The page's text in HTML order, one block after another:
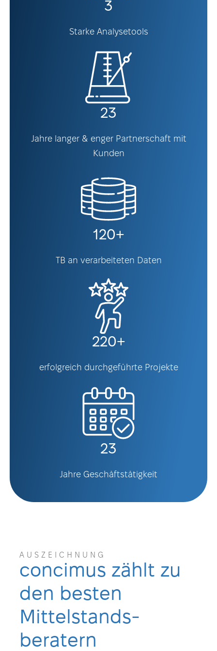
3
Starke Analysetools
23
Jahre langer & enger Partnerschaft mit
Kunden
120+
TB an verarbeiteten Daten
220+
erfolgreich durchgeführte Projekte
23
Jahre Geschäftstätigkeit
AUSZEICHNUNG
concimus zählt zu
den besten
Mittelstands-
beratern